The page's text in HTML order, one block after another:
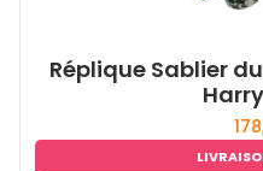
Réplique Sablier